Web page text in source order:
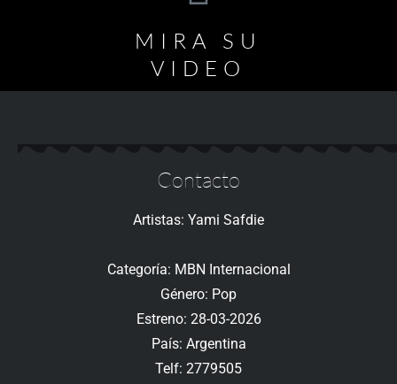
MIRA SU
VIDEO
Contacto
Artistas: Yami Safdie
Categoría: MBN Internacional
Género: Pop
Estreno: 28-03-2026
País: Argentina
Telf: 2779505